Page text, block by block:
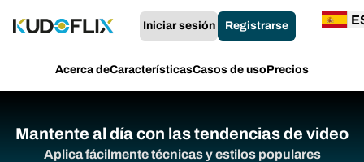
Acerca deCaracterísticasCasos de usoPrecios
Iniciar sesión Registrarse
Mantente al día con las tendencias de video
Aplica fácilmente técnicas y estilos populares